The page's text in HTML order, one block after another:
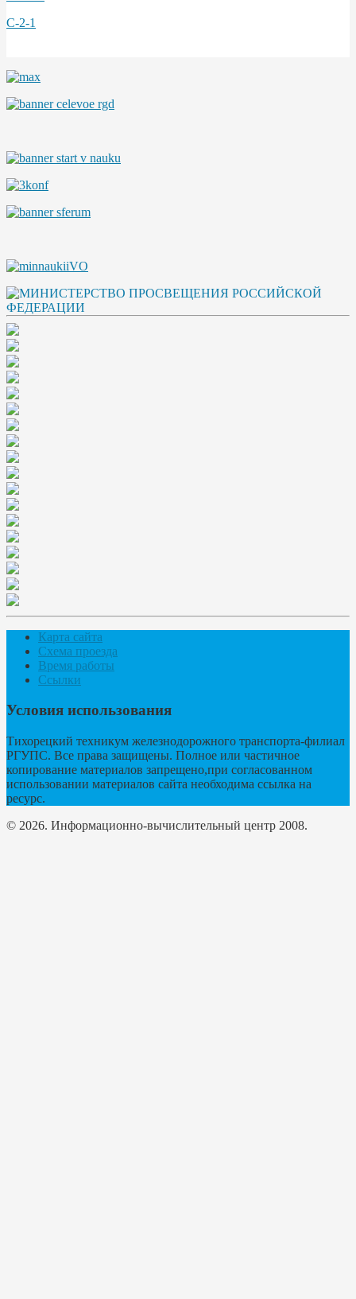
С-2-1
Карта сайта
Схема проезда
Время работы
Ссылки
Условия использования
Тихорецкий техникум железнодорожного транспорта-филиал
РГУПС. Все права защищены. Полное или частичное
копирование материалов запрещено,при согласованном
использовании материалов сайта необходима ссылка на
ресурс.
© 2026. Информационно-вычислительный центр 2008.